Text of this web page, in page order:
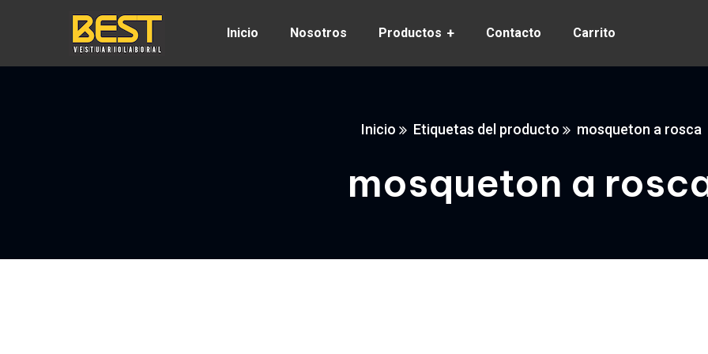
Inicio Nosotros Productos Contacto Carrito
Inicio Etiquetas del producto mosqueton a rosca
mosqueton a